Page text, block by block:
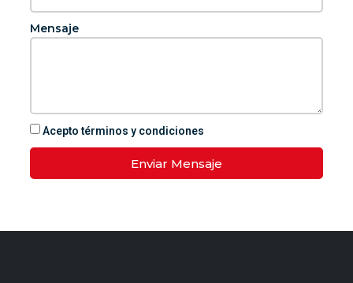
Mensaje
Acepto términos y condiciones
Enviar Mensaje